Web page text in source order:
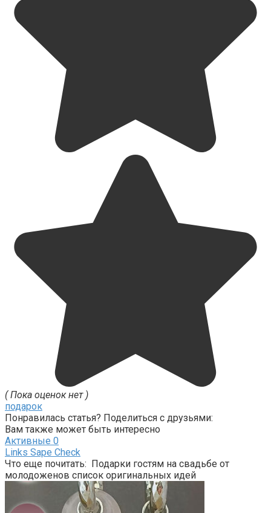
( Пока оценок нет )
подарок
Понравилась статья? Поделиться с друзьями:
Вам также может быть интересно
Активные 0
Links Sape Check
Что еще почитать: Подарки гостям на свадьбе от
молодоженов список оригинальных идей